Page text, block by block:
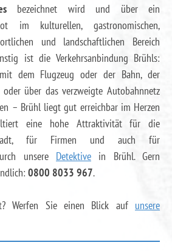
bezeichnet wird und über ein
im kulturellen, gastronomischen,
und landschaftlichen Bereich
ist die Verkehrsanbindung Brühls:
dem Flugzeug oder der Bahn, der
über das verzweigte Autobahnnetz
– Brühl liegt gut erreichbar im Herzen
eine hohe Attraktivität für die
für Firmen und auch für
unsere Detektive in Brühl. Gern
0800 8033 967.
Werfen Sie einen Blick auf unsere